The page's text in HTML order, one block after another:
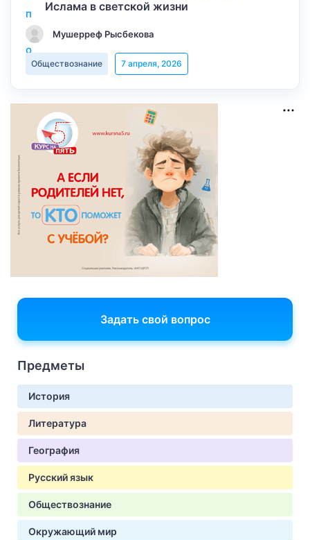
Ислама в светской жизни
Мушерреф Рысбекова
Обществознание 7 апреля, 2026
Задать свой вопрос
Предметы
История
Литература
География
Русский язык
Обществознание
Окружающий мир